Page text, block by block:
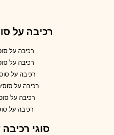
רכיבה על
רכיבה על
רכיבה על
רכיבה על
רכיבה על
רכיבה על
רכיבה על
סוגי